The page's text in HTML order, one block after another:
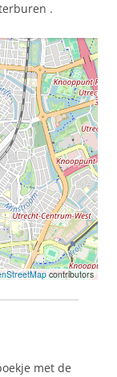
.
contributors
met de